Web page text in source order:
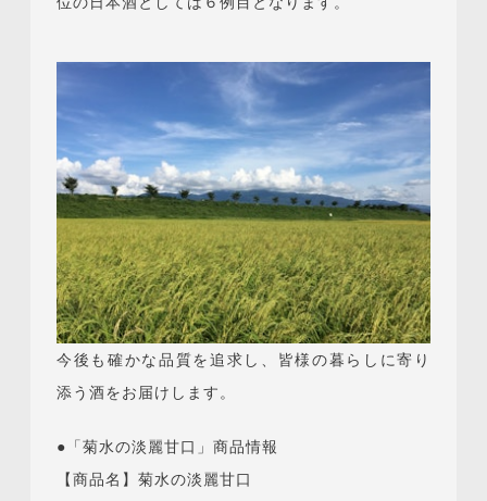
今後も確かな品質を追求し、皆様の暮らしに寄り
添う酒をお届けします。
●「菊水の淡麗甘口」商品情報
【商品名】菊水の淡麗甘口